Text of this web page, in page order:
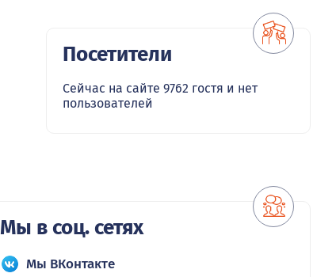
Посетители
Сейчас на сайте 9762 гостя и нет
пользователей
Мы в соц. сетях
Мы ВКонтакте